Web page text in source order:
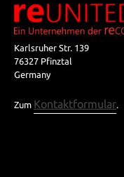
Karlsruher Str. 139
76327 Pfinztal
Germany
Zum Kontaktformular.